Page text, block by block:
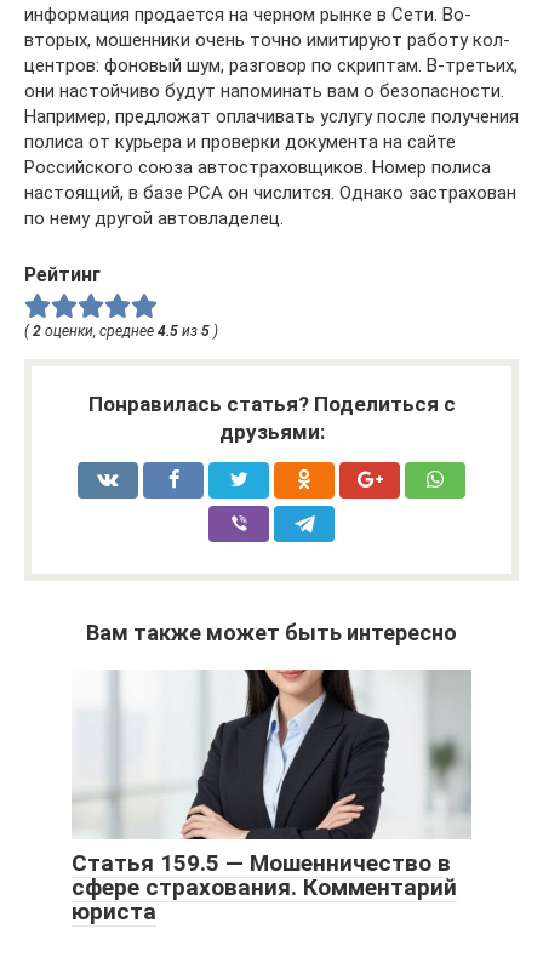
информация продается на черном рынке в Сети. Во-
вторых, мошенники очень точно имитируют работу кол-
центров: фоновый шум, разговор по скриптам. В-третьих,
они настойчиво будут напоминать вам о безопасности.
Например, предложат оплачивать услугу после получения
полиса от курьера и проверки документа на сайте
Российского союза автостраховщиков. Номер полиса
настоящий, в базе РСА он числится. Однако застрахован
по нему другой автовладелец.
Рейтинг
( 2 оценки, среднее 4.5 из 5 )
Понравилась статья? Поделиться с
друзьями:
Вам также может быть интересно
Статья 159.5 — Мошенничество в
сфере страхования. Комментарий
юриста